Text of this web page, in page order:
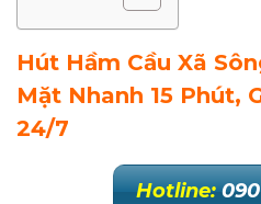
Hút Hầm Cầu Xã
Mặt Nhanh 15 Phút,
24/7
Hotline: